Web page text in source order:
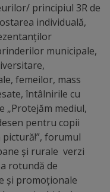
principiul 3R de
individuală,
municipale,
femeilor, mass
întâlnirile cu
„Protejăm mediul,
pentru copii
forumul
și rurale verzi
rotundă de
şi promoţionale